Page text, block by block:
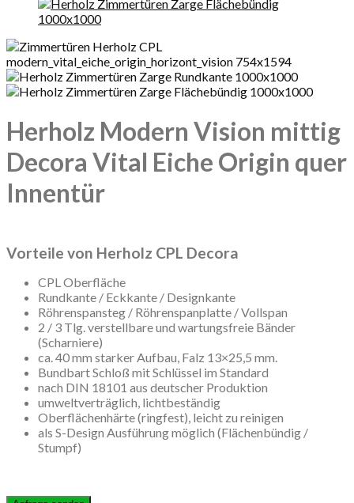
Herholz Modern Vision mittig
Decora Vital Eiche Origin quer
Innentür
Vorteile von Herholz CPL Decora
CPL Oberfläche
Rundkante / Eckkante / Designkante
Röhrenspansteg / Röhrenspanplatte / Vollspan
2 / 3 Tlg. verstellbare und wartungsfreie Bänder
(Scharniere)
ca. 40 mm starker Aufbau, Falz 13×25,5 mm.
Bundbart Schloß mit Schlüssel im Standard
nach DIN 18101 aus deutscher Produktion
umweltverträglich, lichtbeständig
Oberflächenhärte (ringfest), leicht zu reinigen
als S-Design Ausführung möglich (Flächenbündig /
Stumpf)